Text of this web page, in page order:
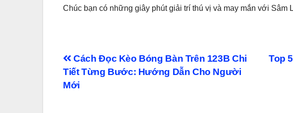
Chúc bạn có những giây phút giải trí thú vị và may mắn với Sâm
Điều
hướng
Top
Cách Đọc Kèo Bóng Bàn Trên 123B Chi
Tiết Từng Bước: Hướng Dẫn Cho Người
Mới